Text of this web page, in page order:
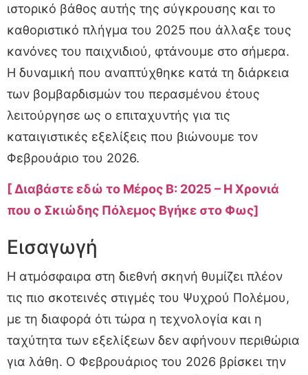
ιστορικό βάθος αυτής της σύγκρουσης και το
καθοριστικό πλήγμα του 2025 που άλλαξε τους
κανόνες του παιχνιδιού, φτάνουμε στο σήμερα.
Η δυναμική που αναπτύχθηκε κατά τη διάρκεια
των βομβαρδισμών του περασμένου έτους
λειτούργησε ως ο επιταχυντής για τις
καταιγιστικές εξελίξεις που βιώνουμε τον
Φεβρουάριο του 2026.
[ Διαβάστε εδώ το Μέρος Β: 2025 – Η Χρονιά
που ο Σκιώδης Πόλεμος Βγήκε στο Φως]
Εισαγωγή
Η ατμόσφαιρα στη διεθνή σκηνή θυμίζει πλέον
τις πιο σκοτεινές στιγμές του Ψυχρού Πολέμου,
με τη διαφορά ότι τώρα η τεχνολογία και η
ταχύτητα των εξελίξεων δεν αφήνουν περιθώρια
για λάθη. Ο Φεβρουάριος του 2026 βρίσκει την